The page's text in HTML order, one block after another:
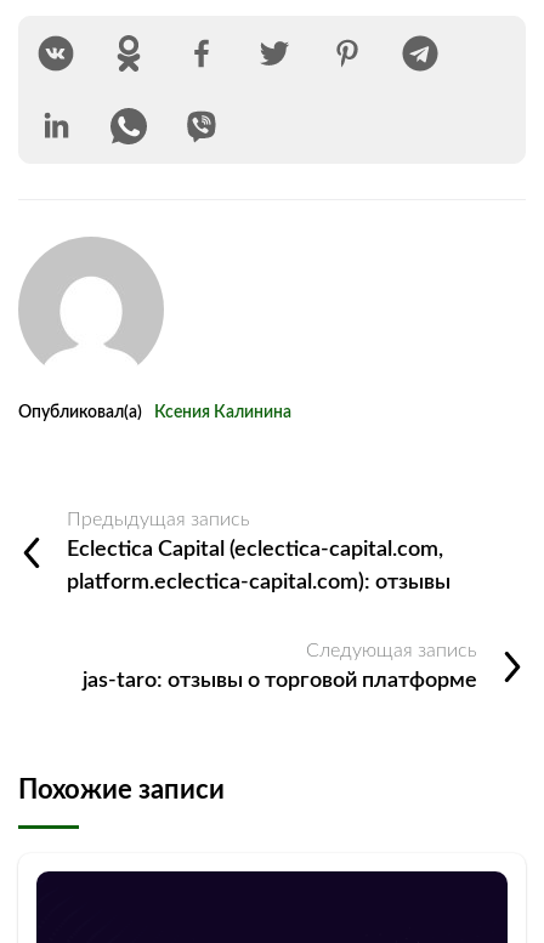
Опубликовал(а) Ксения Калинина
Предыдущая запись
Eclectica Capital (eclectica-capital.com,
platform.eclectica-capital.com): отзывы
Следующая запись
jas-taro: отзывы о торговой платформе
Похожие записи